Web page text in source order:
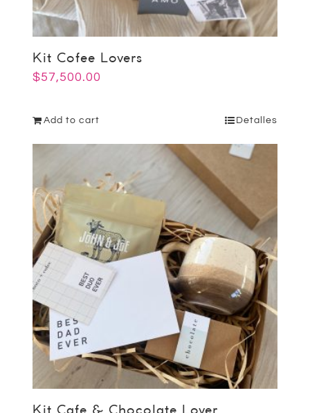
Kit Cofee Lovers
$57,500.00
Add to cart Detalles